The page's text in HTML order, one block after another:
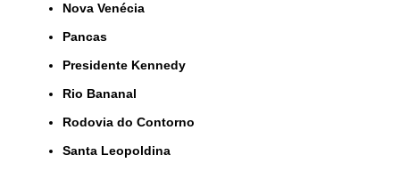
Nova Venécia
Pancas
Presidente Kennedy
Rio Bananal
Rodovia do Contorno
Santa Leopoldina